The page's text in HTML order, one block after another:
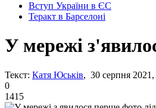
Вступ України в ЄС
Теракт в Барселоні
У мережі
Текст: Катя Юськів, 30 серпня 2021,
0
1415